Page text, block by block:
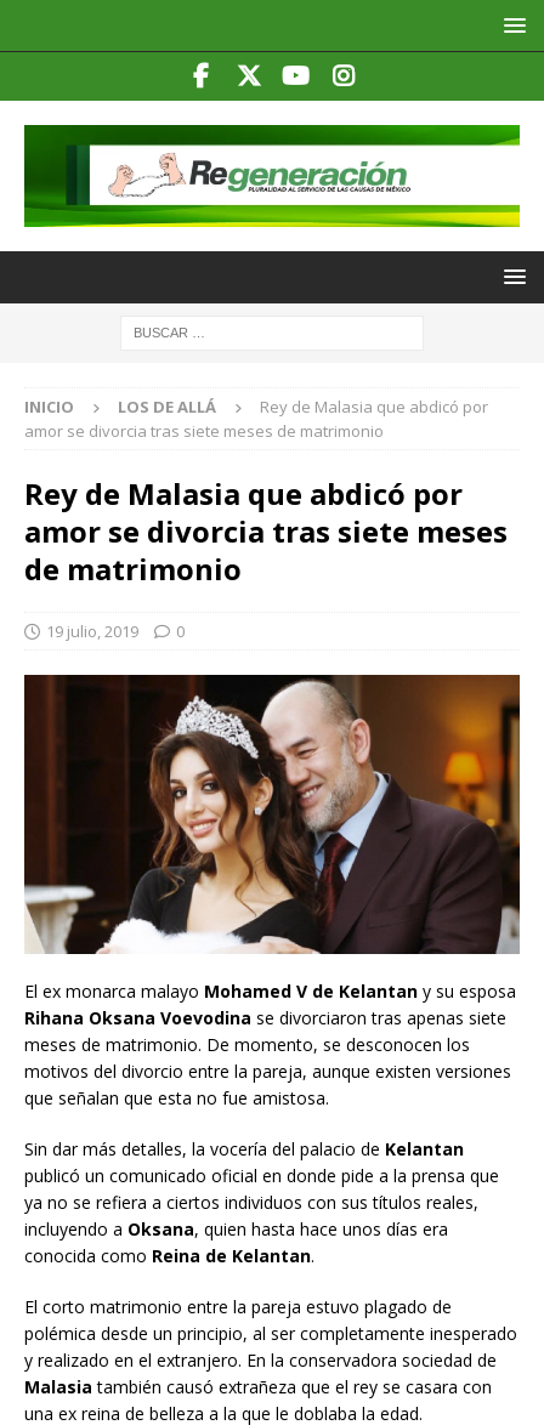
INICIO LOS DE ALLÁ
Rey de Malasia que abdicó por
amor se divorcia tras siete meses de matrimonio
Rey de Malasia que abdicó por
amor se divorcia tras siete meses
de matrimonio
19 julio, 2019 0
El ex monarca malayo Mohamed V de Kelantan y su esposa
Rihana Oksana Voevodina se divorciaron tras apenas siete
meses de matrimonio. De momento, se desconocen los
motivos del divorcio entre la pareja, aunque existen versiones
que señalan que esta no fue amistosa.
Sin dar más detalles, la vocería del palacio de Kelantan
publicó un comunicado oficial en donde pide a la prensa que
ya no se refiera a ciertos individuos con sus títulos reales,
incluyendo a Oksana, quien hasta hace unos días era
conocida como Reina de Kelantan.
El corto matrimonio entre la pareja estuvo plagado de
polémica desde un principio, al ser completamente inesperado
y realizado en el extranjero. En la conservadora sociedad de
Malasia también causó extrañeza que el rey se casara con
una ex reina de belleza a la que le doblaba la edad.